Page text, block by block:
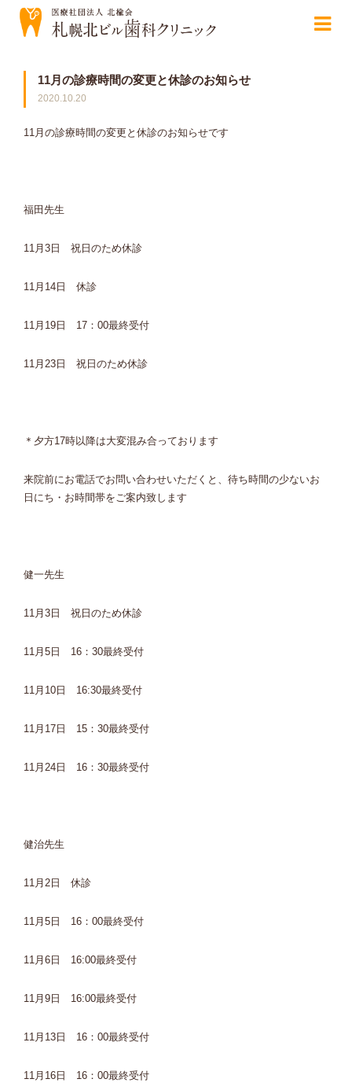
11月の診療時間の変更と休診のお知らせ
2020.10.20
11月の診療時間の変更と休診のお知らせです
福田先生
11月3日 祝日のため休診
11月14日 休診
11月19日 17：00最終受付
11月23日 祝日のため休診
＊夕方17時以降は大変混み合っております
来院前にお電話でお問い合わせいただくと、待ち時間の少ないお
日にち・お時間帯をご案内致します
健一先生
11月3日 祝日のため休診
11月5日 16：30最終受付
11月10日 16:30最終受付
11月17日 15：30最終受付
11月24日 16：30最終受付
健治先生
11月2日 休診
11月5日 16：00最終受付
11月6日 16:00最終受付
11月9日 16:00最終受付
11月13日 16：00最終受付
11月16日 16：00最終受付